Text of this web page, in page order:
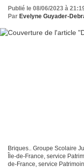
Publié le 08/06/2023 à
Par Evelyne Guyader-
Briques.. Groupe Scolaire
Île-de-France, service
de-France, service